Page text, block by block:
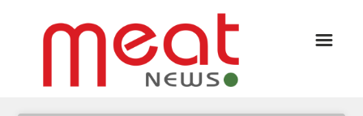
☰